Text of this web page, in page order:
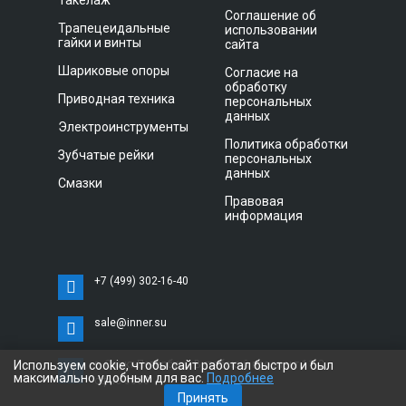
Трапецеидальные
гайки и винты
Шариковые опоры
Приводная техника
Электроинструменты
Зубчатые рейки
Смазки
Соглашение об
использовании
сайта
Согласие на
обработку
персональных
данных
Политика обработки
персональных
данных
Правовая
информация
+7 (499) 302-16-40
sale@inner.su
г. Санкт-Петербург, Витебский проспект 11 С,
офис 3033
Используем cookie, чтобы сайт работал быстро и был
максимально удобным для вас. Подробнее
Принять